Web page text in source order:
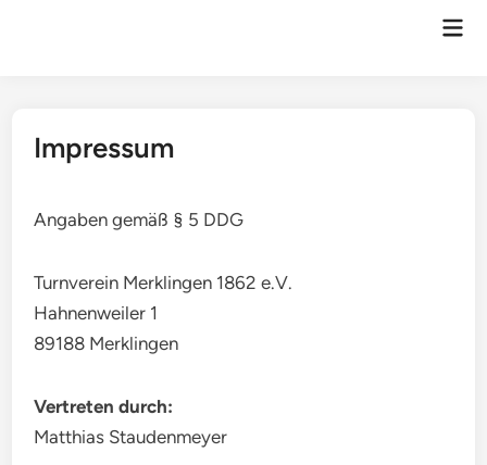
Impressum
Angaben gemäß § 5 DDG
Turnverein Merklingen 1862 e.V.
Hahnenweiler 1
89188 Merklingen
Vertreten durch:
Matthias Staudenmeyer